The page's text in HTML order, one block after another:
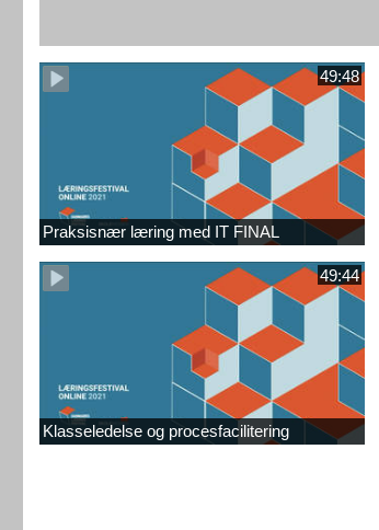
49:48
Praksisnær læring med IT FINAL
49:44
Klasseledelse og procesfacilitering